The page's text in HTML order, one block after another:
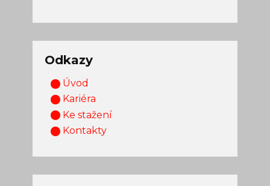
Odkazy
Úvod
Kariéra
Ke stažení
Kontakty